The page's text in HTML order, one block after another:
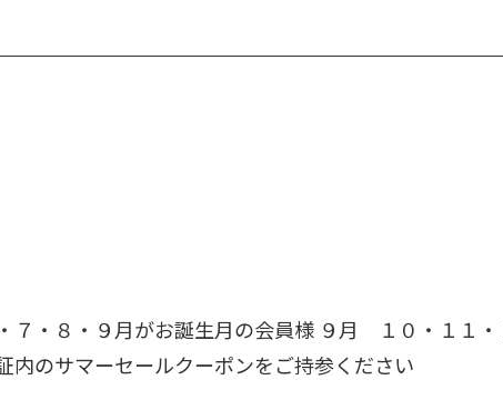
ン画面・会員証内のサマーセールクーポンをご持参ください